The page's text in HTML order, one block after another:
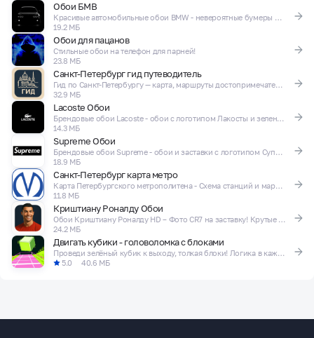
Обои БМВ
Красивые автомобильные обои BMW - невероятные бумеры и бэхи!
19.2 МБ
Обои для пацанов
Стильные обои на телефон для парней!
23.8 МБ
Санкт-Петербург гид путеводитель
Гид по Санкт-Петербургу — карта, маршруты достопримечательности
32.9 МБ
Lacoste Обои
Брендовые обои Lacoste - обои с логотипом Лакосты и зеленым крокодилом!
14.3 МБ
Supreme Обои
Брендовые обои Supreme - обои и заставки с логотипом Суприм!
18.9 МБ
Санкт-Петербург карта метро
Карта Петербургского метрополитена - Схема станций и маршрутов
11.8 МБ
Криштиану Роналду Обои
Обои Криштиану Роналду HD – Фото CR7 на заставку! Крутые футбольные обои
24.2 МБ
Двигать кубики - головоломка с блоками
Проведи зелёный кубик к выходу, толкая блоки! Логика в каждом уровне!
5.0
40.6 МБ